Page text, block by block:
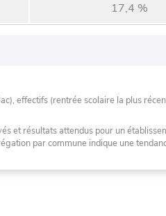
17,4 %
effectifs (rentrée scolaire la plus
et résultats attendus pour un
par commune indique une